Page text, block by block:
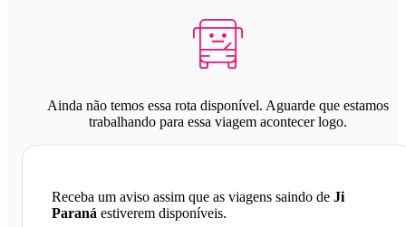
Ainda não temos essa rota disponível. Aguarde que estamos
trabalhando para essa viagem acontecer logo.
Receba um aviso assim que as viagens saindo de Ji
Paraná estiverem disponíveis.